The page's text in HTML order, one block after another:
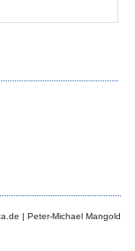
| Peter-Michael Mangold